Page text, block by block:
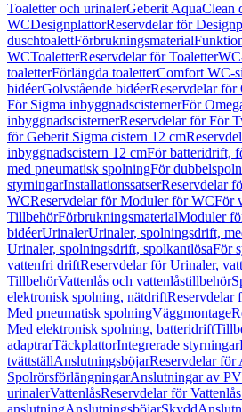
Toaletter och urinalerGeberit AquaClean
WCDesignplattorReservdelar för
duschtoalettFörbrukningsmaterial
WCToaletterReservdelar för Toaletter
toaletterFörlängda toaletterComfort WC-
bidéerGolvstående bidéerReservdelar för
För Sigma inbyggnadscisternerFör
inbyggnadscisternerReservdelar för För
för Geberit Sigma cistern 12 cm
inbyggnadscistern 12 cmFör batteridrift,
med pneumatisk spolningFör
styrningarInstallationssatserReservdelar
WCReservdelar för Moduler för WCFör
TillbehörFörbrukningsmaterialModuler
bidéerUrinalerUrinaler, spolningsdrift,
Urinaler, spolningsdrift, spolkantlösaFör
vattenfri driftReservdelar för Urinaler,
TillbehörVattenlås och vattenlåstillbehör
elektronisk spolning, nätdriftReservdelar
Med pneumatisk spolningVäggmontage
Med elektronisk spolning, batteridrift
adaptrarTäckplattorIntegrerade styrningar
tvättställAnslutningsböjarReservdelar för
SpolrörsförlängningarAnslutningar av
urinalerVattenlåsReservdelar för Vattenlås
anslutningAnslutningsböjarSkydd